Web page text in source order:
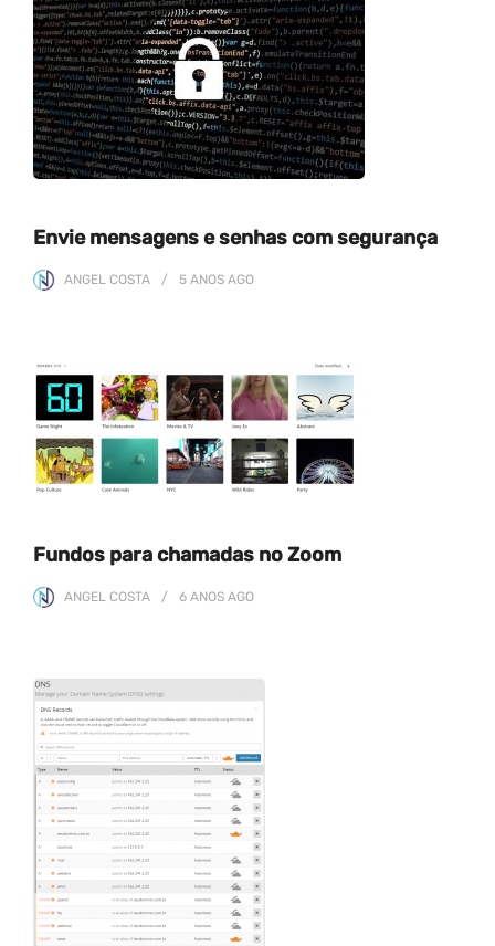
Envie mensagens e senhas com segurança
ANGEL COSTA 5 ANOS AGO
Fundos para chamadas no Zoom
ANGEL COSTA 6 ANOS AGO